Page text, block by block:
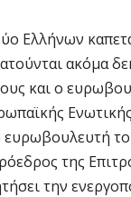
Ελλήνων
ακόμα
και ο
της
την